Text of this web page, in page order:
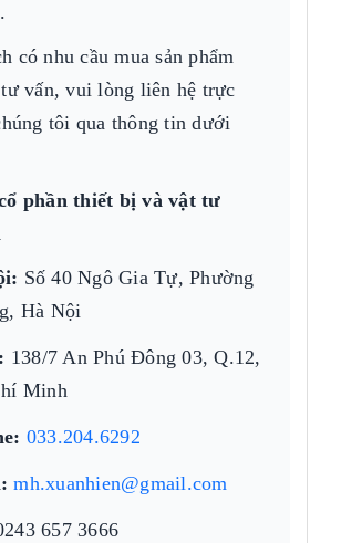
có nhu cầu mua sản phẩm
tư vấn, vui lòng liên hệ trực
tôi qua thông tin dưới
phần thiết bị và vật tư
Số 40 Ngô Gia Tự, Phường
Hà Nội
138/7 An Phú Đông 03, Q.12,
Minh
033.204.6292
mh.xuanhien@gmail.com
657 3666